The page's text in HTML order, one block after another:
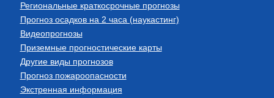
Региональные краткосрочные прогнозы
Прогноз осадков на 2 часа (наукастинг)
Видеопрогнозы
Приземные прогностические карты
Другие виды прогнозов
Прогноз пожароопасности
Экстренная информация